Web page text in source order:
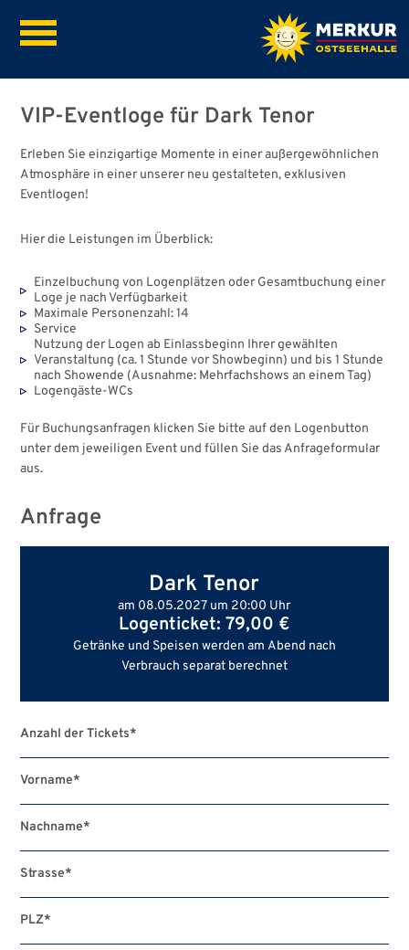
VIP-Eventloge für Dark Tenor
Erleben Sie einzigartige Momente in einer außergewöhnlichen
Atmosphäre in einer unserer neu gestalteten, exklusiven
Eventlogen!
Hier die Leistungen im Überblick:
Einzelbuchung von Logenplätzen oder Gesamtbuchung einer
Loge je nach Verfügbarkeit
Maximale Personenzahl: 14
Service
Nutzung der Logen ab Einlassbeginn Ihrer gewählten
Veranstaltung (ca. 1 Stunde vor Showbeginn) und bis 1 Stunde
nach Showende (Ausnahme: Mehrfachshows an einem Tag)
Logengäste-WCs
Für Buchungsanfragen klicken Sie bitte auf den Logenbutton
unter dem jeweiligen Event und füllen Sie das Anfrageformular
aus.
Anfrage
Dark Tenor
am 08.05.2027 um 20:00 Uhr
Logenticket: 79,00 €
Getränke und Speisen werden am Abend nach
Verbrauch separat berechnet
Anzahl der Tickets*
Vorname*
Nachname*
Strasse*
PLZ*